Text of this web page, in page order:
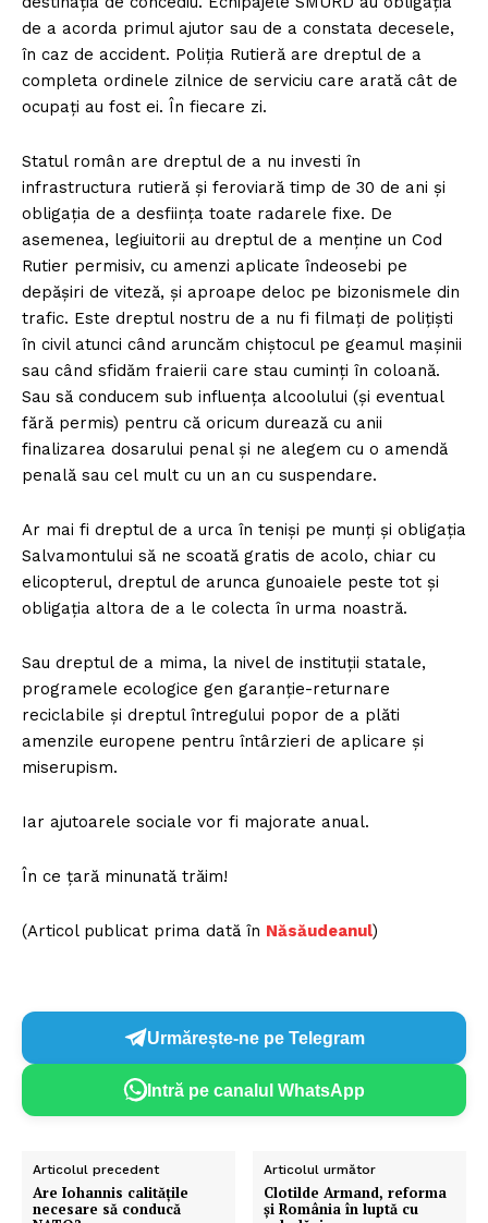
de a acorda primul ajutor sau de a constata decesele,
în caz de accident. Poliția Rutieră are dreptul de a
completa ordinele zilnice de serviciu care arată cât de
ocupați au fost ei. În fiecare zi.
Statul român are dreptul de a nu investi în
infrastructura rutieră și feroviară timp de 30 de ani și
obligația de a desființa toate radarele fixe. De
asemenea, legiuitorii au dreptul de a menține un Cod
Rutier permisiv, cu amenzi aplicate îndeosebi pe
depășiri de viteză, și aproape deloc pe bizonismele din
trafic. Este dreptul nostru de a nu fi filmați de polițiști
în civil atunci când aruncăm chiștocul pe geamul mașinii
sau când sfidăm fraierii care stau cuminți în coloană.
Sau să conducem sub influența alcoolului (și eventual
fără permis) pentru că oricum durează cu anii
finalizarea dosarului penal și ne alegem cu o amendă
penală sau cel mult cu un an cu suspendare.
Ar mai fi dreptul de a urca în teniși pe munți și obligația
Salvamontului să ne scoată gratis de acolo, chiar cu
elicopterul, dreptul de arunca gunoaiele peste tot și
obligația altora de a le colecta în urma noastră.
Sau dreptul de a mima, la nivel de instituții statale,
programele ecologice gen garanție-returnare
reciclabile și dreptul întregului popor de a plăti
amenzile europene pentru întârzieri de aplicare și
miserupism.
Iar ajutoarele sociale vor fi majorate anual.
În ce țară minunată trăim!
(Articol publicat prima dată în Năsăudeanul)
Urmărește-ne pe Telegram
Intră pe canalul WhatsApp
Articolul precedent
Are Iohannis calitățile
necesare să conducă
Articolul următor
Clotilde Armand, reforma
și România în luptă cu